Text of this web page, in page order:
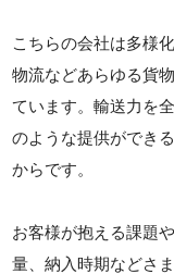
こちらの会社は多様
物流などあらゆる貨
ています。輸送力を
のような提供ができ
からです。
お客様が抱える課題
量、納入時期などさ